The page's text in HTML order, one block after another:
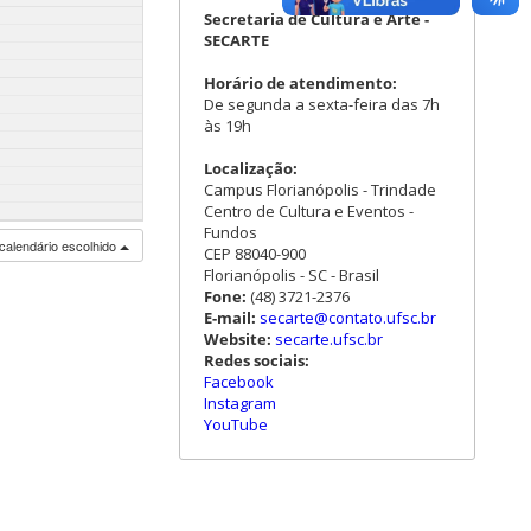
escolhido
Secretaria de Cultura e Arte -
SECARTE
Horário de atendimento:
De segunda a sexta-feira das 7h
às 19h
Localização:
Campus Florianópolis - Trindade
Centro de Cultura e Eventos -
Fundos
CEP 88040-900
Florianópolis - SC - Brasil
Fone: (48) 3721-2376
E-mail: secarte@contato.ufsc.br
Website: secarte.ufsc.br
Redes sociais:
Facebook
Instagram
YouTube